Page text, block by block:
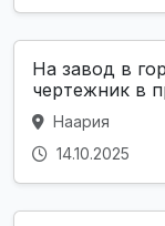
На завод в
чертежник в
Наария
14.10.2025